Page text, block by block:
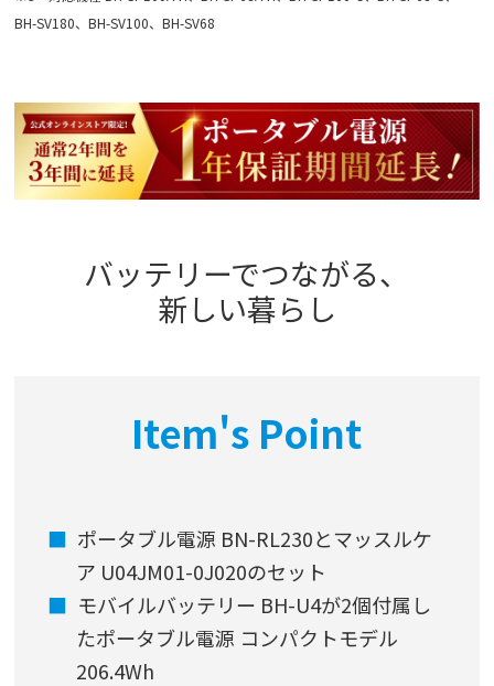
BH-SV180、BH-SV100、BH-SV68
バッテリーでつながる、
新しい暮らし
Item's Point
ポータブル電源 BN-RL230とマッスルケ
ア U04JM01-0J020のセット
モバイルバッテリー BH-U4が2個付属し
たポータブル電源 コンパクトモデル
206.4Wh